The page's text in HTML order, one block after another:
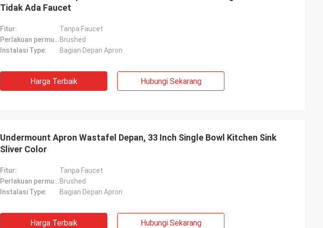
Tidak Ada Faucet
Fitur:
Tanpa Faucet
Perlakuan permukaan: Brushed
Instalasi Type:
Bagian Depan Apron
Harga Terbaik Hubungi Sekarang
Undermount Apron Wastafel Depan, 33 Inch Single Bowl Kitchen Sink
Sliver Color
Fitur:
Tanpa Faucet
Perlakuan permukaan: Brushed
Instalasi Type:
Bagian Depan Apron
Harga Terbaik Hubungi Sekarang